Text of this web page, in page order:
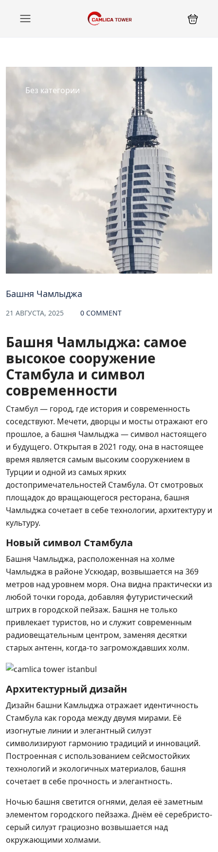
Без категории
Башня Чамлыджа
21 АВГУСТА, 2025 0 COMMENT
Башня Чамлыджа: самое
высокое сооружение
Стамбула и символ
современности
Стамбул — город, где история и современность
соседствуют. Мечети, дворцы и мосты отражают его
прошлое, а башня Чамлыджа — символ настоящего
и будущего. Открытая в 2021 году, она в настоящее
время является самым высоким сооружением в
Турции и одной из самых ярких
достопримечательностей Стамбула. От смотровых
площадок до вращающегося ресторана, башня
Чамлыджа сочетает в себе технологии, архитектуру и
культуру.
Новый символ Стамбула
Башня Чамлыджа, расположенная на холме
Чамлыджа в районе Ускюдар, возвышается на 369
метров над уровнем моря. Она видна практически из
любой точки города, добавляя футуристический
штрих в городской пейзаж. Башня не только
привлекает туристов, но и служит современным
радиовещательным центром, заменяя десятки
старых антенн, когда-то загромождавших холм.
Архитектурный дизайн
Дизайн башни Камлыджа отражает идентичность
Стамбула как города между двумя мирами. Её
изогнутые линии и элегантный силуэт
символизируют гармонию традиций и инноваций.
Построенная с использованием сейсмостойких
технологий и экологичных материалов, башня
сочетает в себе прочность и элегантность.
Ночью башня светится огнями, делая её заметным
элементом городского пейзажа. Днём её серебристо-
серый силуэт грациозно возвышается над
окружающими холмами.